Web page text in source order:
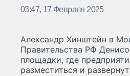
03:47, 17 Февраля 2025
Александр Хинштейн в
Правительства РФ
площадки, где
разместиться и